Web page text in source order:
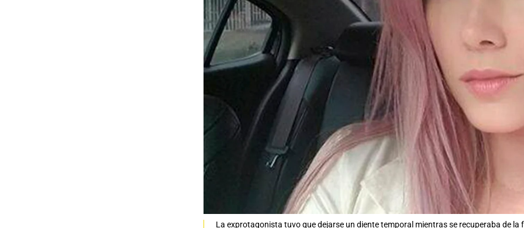
La exprotagonista tuvo que dejarse un diente temporal mientras se recuperaba de la